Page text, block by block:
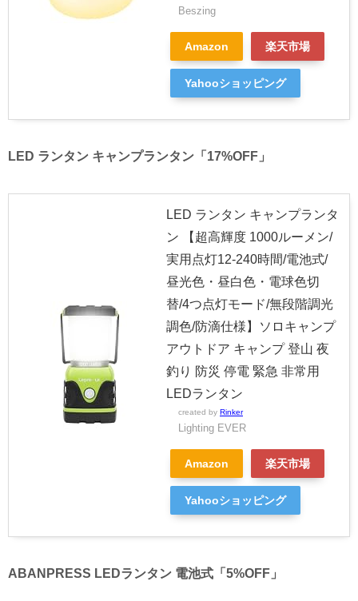
Beszing
Amazon 楽天市場
Yahooショッピング
LED ランタン キャンプランタン「17%OFF」
LED ランタン キャンプランタ
ン 【超高輝度 1000ルーメン/
実用点灯12-240時間/電池式/
昼光色・昼白色・電球色切
替/4つ点灯モード/無段階調光
調色/防滴仕様】ソロキャンプ
アウトドア キャンプ 登山 夜
釣り 防災 停電 緊急 非常用
LEDランタン
created by Rinker
Lighting EVER
Amazon 楽天市場
Yahooショッピング
ABANPRESS LEDランタン 電池式「5%OFF」